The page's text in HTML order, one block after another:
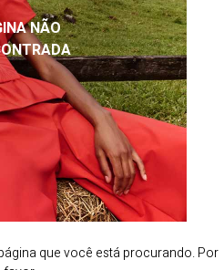
NÃO
que você está procurando. Por